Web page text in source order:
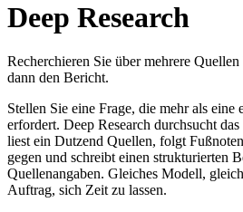
Deep Research
Recherchieren Sie über mehrere
dann den Bericht.
Stellen Sie eine Frage, die mehr als
erfordert. Deep Research durchsucht
liest ein Dutzend Quellen, folgt
gegen und schreibt einen strukturierten
Quellenangaben. Gleiches Modell,
Auftrag, sich Zeit zu lassen.